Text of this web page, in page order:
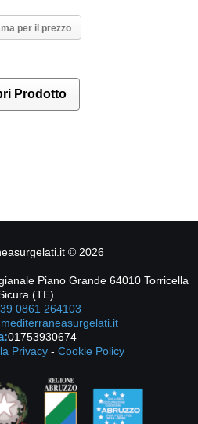
per il prezzo
Prodotto
© 2026
Piano Grande 64010 Torricella
(TE)
0861 264103
01753930674
Privacy - Cookie Policy